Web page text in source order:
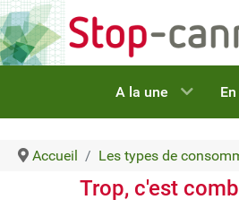
A la une
Accueil Les types de
Trop, c'est